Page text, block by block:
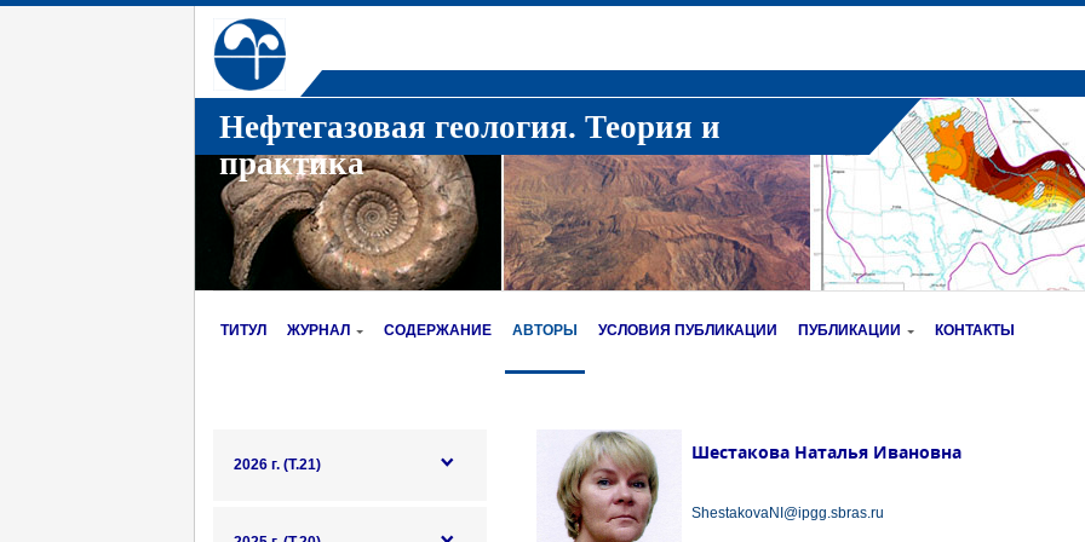
Нефтегазовая геология. Теория и
практика
ТИТУЛ ЖУРНАЛ СОДЕРЖАНИЕ АВТОРЫ УСЛОВИЯ ПУБЛИКАЦИИ ПУБЛИКАЦИИ КОНТАКТЫ
2026 г. (Т.21)
Шестакова Наталья Ивановна
ShestakovaNI@ipgg.sbras.ru